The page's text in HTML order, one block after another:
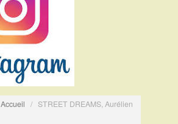
Accueil / STREET DREAMS, Aurélien